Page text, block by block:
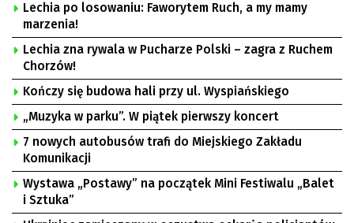
Lechia po losowaniu: Faworytem Ruch, a my mamy
marzenia!
Lechia zna rywala w Pucharze Polski – zagra z Ruchem
Chorzów!
Kończy się budowa hali przy ul. Wyspiańskiego
„Muzyka w parku”. W piątek pierwszy koncert
7 nowych autobusów trafi do Miejskiego Zakładu
Komunikacji
Wystawa „Postawy” na początek Mini Festiwalu „Balet
i Sztuka”